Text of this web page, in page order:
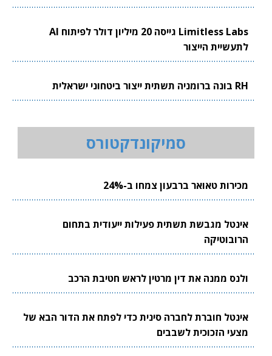
Limitless Labs גייסה 20 מיליון דולר לפיתוח AI
לתעשיית הייצור
RH בונה ברומניה תשתית ייצור ביטחוני ישראלית
סמיקונדקטורס
מכירות טאואר ברבעון צמחו ב-24%
אינטל מגבשת תשתית פעילות ייעודית בתחום
הרובוטיקה
ולנס ממנה את דין מרטין לראש חטיבת הרכב
אינטל חוברת לחברה סינית כדי לפתח את הדור הבא של
מצעי הזכוכית לשבבים